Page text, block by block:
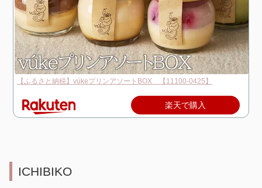
【ふるさと納税】vúkeプリンアソートBOX 【11100-0425】
楽天で購入
ICHIBIKO